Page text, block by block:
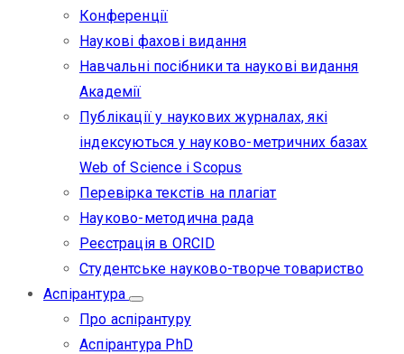
Конференції
Наукові фахові видання
Навчальні посібники та наукові видання
Академії
Публікації у наукових журналах, які
індексуються у науково-метричних базах
Web of Science i Scopus
Перевірка текстів на плагіат
Науково-методична рада
Реєстрація в ORCID
Студентське науково-творче товариство
Аспірантура
Про аспірантуру
Аспірантура PhD